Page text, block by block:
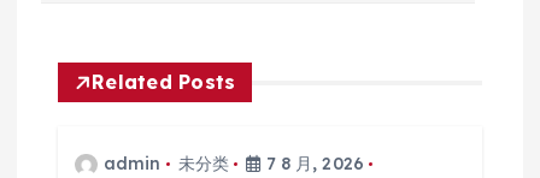
导
航Related Posts
admin 未分类
7 8 月, 2026